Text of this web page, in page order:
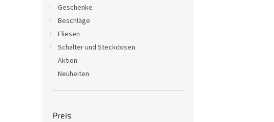
Geschenke
Beschläge
Fliesen
Schalter und Steckdosen
Aktion
Neuheiten
Preis